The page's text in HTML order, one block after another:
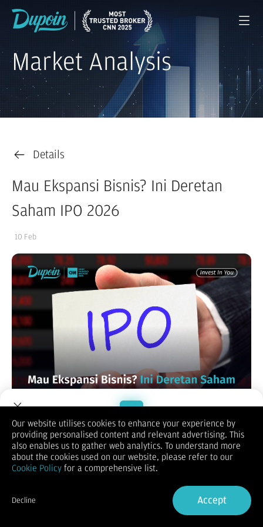
Market Analysis
Details
Mau Ekspansi Bisnis? Ini Deretan
Saham IPO 2026
10 Feb
Pasar modal Indonesia terus menunjukkan taringnya sebagai
salah satu motor pertumbuhan ekonomi nasional. Di awal
tahun 2026 ini, aktivitas penawaran umum perdana saham
atau IPO kembali menjadi sorotan utama. Banyak perusahaan,
mulai dari startup teknologi hingga manufaktur kelas berat,
segar guna melakukan ekspansi besar-besaran.
Bagi investor ritel,
momentum IPO adalah
waktu yang tepat
untuk masuk ke perusahaan di harga perdana. Namun, di balik
Welcome to Dupoin.
Trade with a Trusted Broker
Sign in
Our website utilises cookies to enhance your experience by
providing personalised content and relevant advertising. This
also enables us to gather web analytics. To understand more
about the cookies used on our website, please refer to our
Cookie Policy for a comprehensive list.
Decline Accept